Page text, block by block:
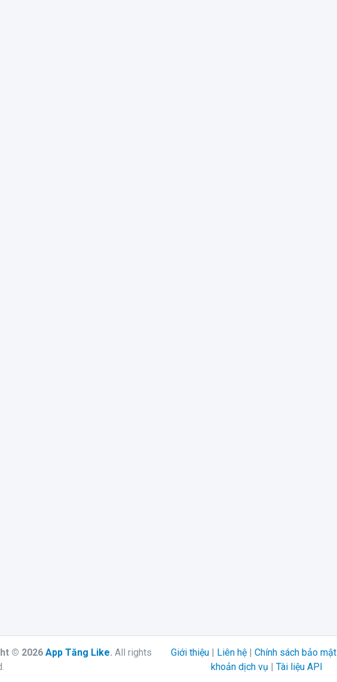
© 2026 App Tăng Like. All rights
Giới thiệu | Liên hệ |Chính sách bảo mật
khoản dịch vụ |Tài liệu API